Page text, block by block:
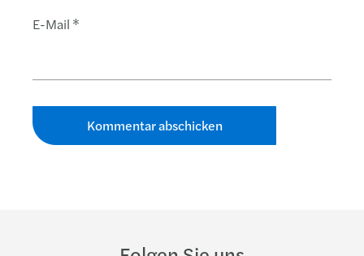
E-Mail *